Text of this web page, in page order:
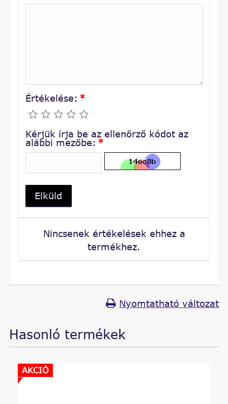
Értékelése: *
Kérjük írja be az ellenőrző kódot az
alábbi mezőbe: *
Elküld
Nincsenek értékelések ehhez a
termékhez.
Nyomtatható változat
Hasonló termékek
AKCIÓ